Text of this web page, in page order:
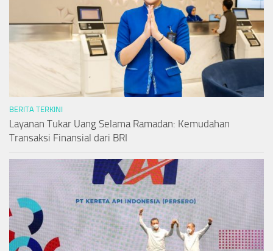
BERITA TERKINI
Layanan Tukar Uang Selama Ramadan: Kemudahan
Transaksi Finansial dari BRI